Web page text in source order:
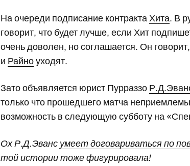
На очереди подписание контрактаХита. В
говорит, что будет лучше, если Хит
очень доволен, но соглашается. Он
и Райно уходят.
Зато объявляется юрист Пурраззо
только что прошедшего матча
возможность в следующую субботу на
Ох Р.Д.Эванс умеет договариваться по
той истории тоже фигурировала!